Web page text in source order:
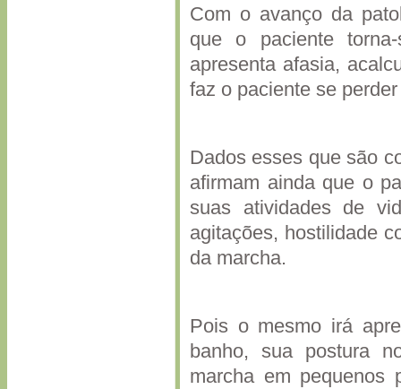
Com o avanço da
que o paciente
apresenta afasia,
faz o paciente se
Dados esses que são
afirmam ainda que o
suas atividades de
agitações, hostilidade
da marcha.
Pois o mesmo irá
banho, sua postura
marcha em pequenos